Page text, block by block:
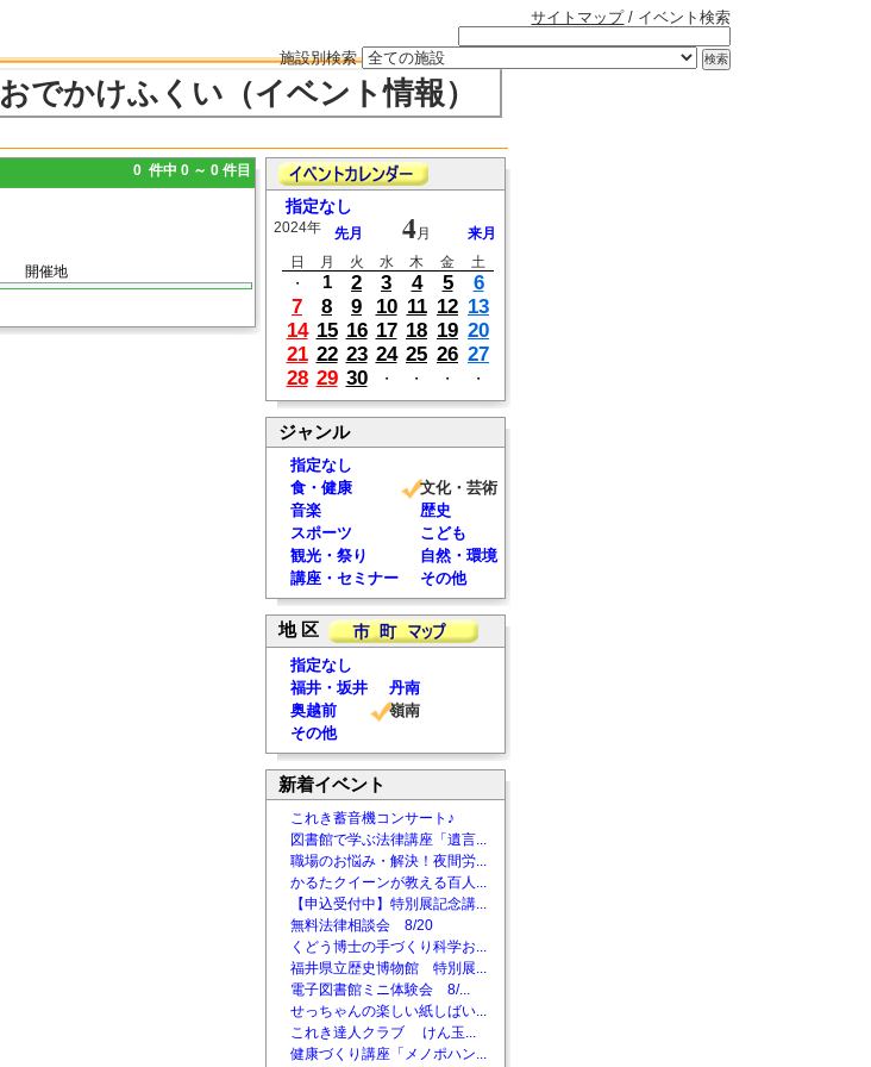
サイトマップ/ イベント検索
施設別検索
おでかけふくい（イベント情報）
0 件中 0 ～ 0 件目
開催地
指定なし
2024年 先月 4月
来月
日
月 火 水 木 金
土
・
1 2 3 4 5
6
7
8 9 10 11 12 13
14 15 16 17 18 19 20
21 22 23 24 25 26 27
28 29 30 ・ ・ ・ ・
ジャンル
指定なし
食・健康
文化・芸術
音楽
歴史
スポーツ
こども
観光・祭り
自然・環境
講座・セミナー
その他
地 区
指定なし
福井・坂井
丹南
奥越前
嶺南
その他
新着イベント
これき蓄音機コンサート♪
図書館で学ぶ法律講座「遺言...
職場のお悩み・解決！夜間労...
かるたクイーンが教える百人...
【申込受付中】特別展記念講...
無料法律相談会 8/20
くどう博士の手づくり科学お...
福井県立歴史博物館 特別展...
電子図書館ミニ体験会 8/...
せっちゃんの楽しい紙しばい...
これき達人クラブ けん玉...
健康づくり講座「メノポハン...